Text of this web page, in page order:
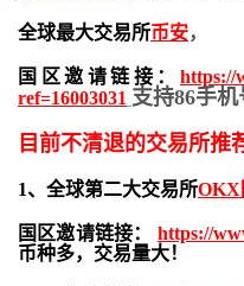
全球最大交易所币安，
国区邀请链接： https://
ref=16003031 支持86手机
目前不清退的交易所推
1、全球第二大交易所OKX
国区邀请链接： https://
币种多，交易量大！